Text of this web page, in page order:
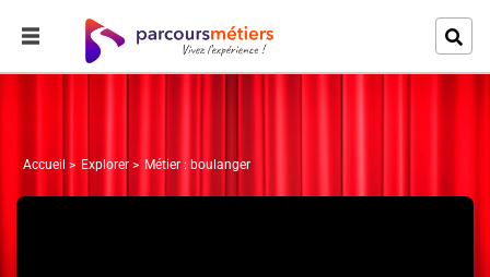
Accueil Explorer Métier : boulanger